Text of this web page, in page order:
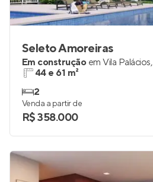
Seleto Amoreiras
Em construção em Vila Palácios,
44 e 61 m²
2
Venda a partir de
R$ 358.000